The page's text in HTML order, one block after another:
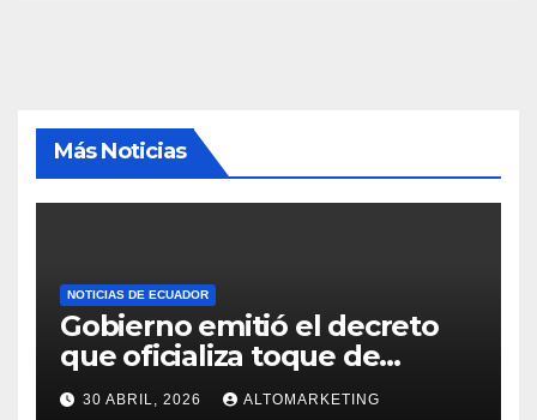
Más Noticias
NOTICIAS DE ECUADOR
Gobierno emitió el decreto
que oficializa toque de
queda desde el 3 de mayo
30 ABRIL, 2026 ALTOMARKETING